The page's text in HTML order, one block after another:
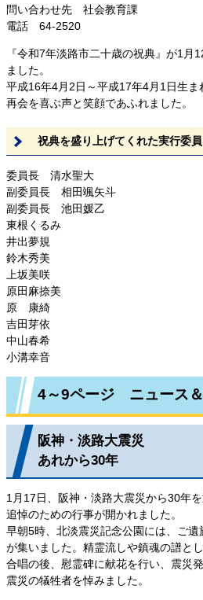
問い合わせ先 社会教育課
電話 64-2520
『令和7年淡路市二十歳の祝典』が1月
ました。
平成16年4月2日～平成17年4月1日生
再会を喜ぶ声と笑顔であふれました。
祝典を盛り上げてくれた実行委員
委員長 清水聖大
副委員長 相田颯矢斗
副委員長 池田媛乙
東根くるみ
井出夢規
鈴木秀美
上坂美咲
原田麻捺美
原 康綺
吉田芽依
中山春希
小溝幸音
4～9ページ ニュース
阪神・淡路大震災
あれから30年
1月17日、阪神・淡路大震災から30年
追悼のための行事が開かれました。
早朝5時、北淡震災記念公園には、ご
が集いました。精霊流しや鎮魂の譜と
合唱の後、慰霊碑に献花を行い、震災
震災の犠牲者を悼みました。